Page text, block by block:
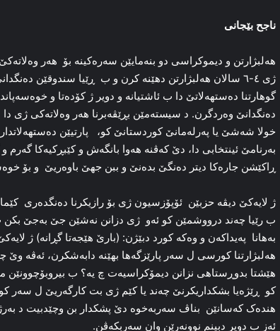
ناجح بێجانی
هەلبژارتن و دیموکراسی دو بنەمایێن سەرەکینە بۆ هەر
ژی ٤-٦ سالان هەلبژارتن دهێنە کرن و ب ڕێیا سندوقێن
گوهارتنا دەستهەلاتێ دا ب ئاشتیانە و دویر ژ کۆدەتا و
دەنگدانێ وەردگرن. د سیستەمێن بڕێڤەبرنا هەر وەلاتەکی ژی
خولا شەشێ یا پەرلەمانێ کوردستانێ کو، پارتیێن
بەرنامێ ئینتخابی دا، دێ کەڤنە هەوا بانگەش و کێبڕکیەکا
ڕاکێشن جارەکا دیتر دەنگێ بدەنێ و ببن جهێ باوەریێ و بۆ
ژ لایەکێ دیڤە حزبێن ئۆپۆزسیون ژی بۆ رازیکرنا دەنگدەری
ب رێیا چەند درووشمێن کو ئەو ژی دزانن نەشێن جێ بەجێ
بەهانا پەیداکەن و وەکە کورد دبێژن: (بارێ هێجەتا گڕانە) ژ
هەلبژارتنا کورسی ل سەر پارێزگەها بهێنە دابەشکرن، ئەڤە
هێشتا بدوڕستاهی نزانن دیمۆکراسیەت چ یە؟ ب
کو ڕێژەیا بشکداریکرنێ چەند یا کێم ژی بت کارگەریێ ل سەر
هندەک کەسانێن بناڤ سەربەخوە دێ پشکدار بن وچێدبیت د
ئەز ب دویر دبینم نوونەرێن وان سەربکەڤن.